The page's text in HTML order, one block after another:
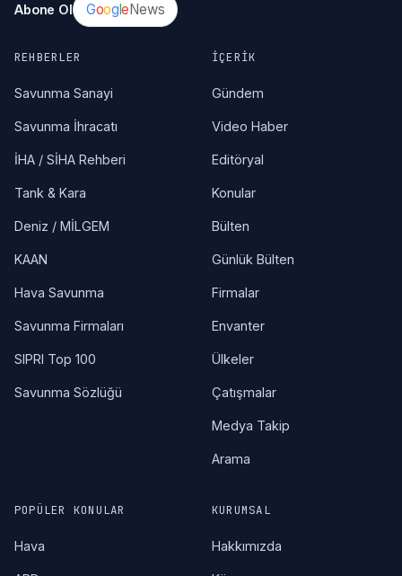
Abone Ol GoogleNews
REHBERLER
Savunma Sanayi
Savunma İhracatı
İHA / SİHA Rehberi
Tank & Kara
Deniz / MİLGEM
KAAN
Hava Savunma
Savunma Firmaları
SIPRI Top 100
Savunma Sözlüğü
İÇERIK
Gündem
Video Haber
Editöryal
Konular
Bülten
Günlük Bülten
Firmalar
Envanter
Ülkeler
Çatışmalar
Medya Takip
Arama
POPÜLER KONULAR
Hava
KURUMSAL
Hakkımızda